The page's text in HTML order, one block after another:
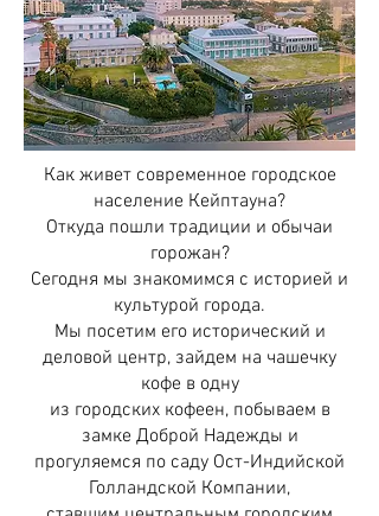
Как живет современное городское
население Кейптауна?
Откуда пошли традиции и обычаи
горожан?
Сегодня мы знакомимся с историей и
культурой города.
Мы посетим его исторический и
деловой центр, зайдем на чашечку
кофе в одну
из городских кофеен, побываем в
замке Доброй Надежды и
прогуляемся по саду Ост-Индийской
Голландской Компании,